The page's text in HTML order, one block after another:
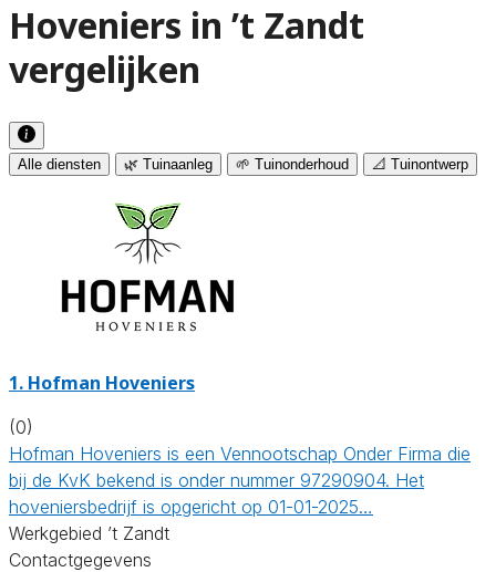
Hoveniers in ’t Zandt
vergelijken
Alle diensten 🌿 Tuinaanleg 🌱 Tuinonderhoud 📐 Tuinontwerp
1. Hofman Hoveniers
(0)
Hofman Hoveniers is een Vennootschap Onder Firma die
bij de KvK bekend is onder nummer 97290904. Het
hoveniersbedrijf is opgericht op 01-01-2025…
Werkgebied ’t Zandt
Contactgegevens